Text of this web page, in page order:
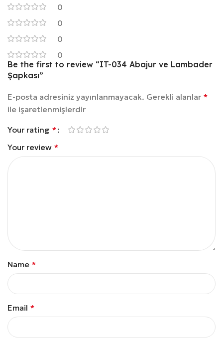
0
0
0
0
Be the first to review “IT-034 Abajur ve Lambader
Şapkası”
E-posta adresiniz yayınlanmayacak. Gerekli alanlar *
ile işaretlenmişlerdir
Your rating *
Your review *
Name *
Email *